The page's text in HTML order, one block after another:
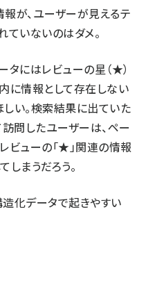
が、ユーザーが見えるテ
ていないのはダメ。
タにはレビューの星（★）
に情報として存在しない
い。検索結果に出ていた
問したユーザーは、ペー
ビューの「★」関連の情報
しまうだろう。
化データで起きやすい